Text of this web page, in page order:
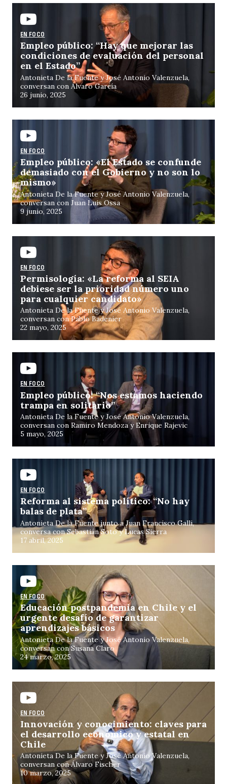
Buscar
EN FOCO
Empleo público: “Hay que mejorar las
condiciones de evaluación del personal
en el Estado”
Antonieta De la Fuente y José Antonio Valenzuela,
conversan con Álvaro García
26 junio, 2025
EN FOCO
Empleo público: «El Estado se confunde
demasiado con el Gobierno y no son lo
mismo»
Antonieta De la Fuente y José Antonio Valenzuela,
conversan con Juan Luis Ossa
9 junio, 2025
EN FOCO
Permisología: «La reforma al SEIA
debiese ser la prioridad número uno
para cualquier candidato»
Antonieta De la Fuente y José Antonio Valenzuela,
conversan con Pablo Badenier
22 mayo, 2025
EN FOCO
Empleo público: “Nos estamos haciendo
trampa en solitario”
Antonieta De la Fuente y José Antonio Valenzuela,
conversan con Ramiro Mendoza y Enrique Rajevic
5 mayo, 2025
EN FOCO
Reforma al sistema político: “No hay
balas de plata”
Antonieta De la Fuente junto a Juan Francisco Galli,
conversa con Sebastián Soto y Lucas Sierra
17 abril, 2025
EN FOCO
Educación postpandemia en Chile y el
urgente desafío de garantizar
aprendizajes básicos
Antonieta De la Fuente y José Antonio Valenzuela,
conversan con Susana Claro
24 marzo, 2025
EN FOCO
Innovación y conocimiento: claves para
el desarrollo económico y estatal en
Chile
Antonieta De la Fuente y José Antonio Valenzuela,
conversan con Álvaro Fischer
10 marzo, 2025